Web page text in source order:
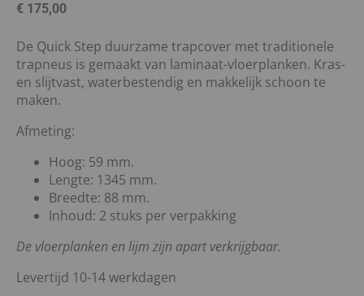
€ 175,00
De Quick Step duurzame trapcover met traditionele
trapneus is gemaakt van laminaat-vloerplanken. Kras-
en slijtvast, waterbestendig en makkelijk schoon te
maken.
Afmeting:
Hoog: 59 mm.
Lengte: 1345 mm.
Breedte: 88 mm.
Inhoud: 2 stuks per verpakking
De vloerplanken en lijm zijn apart verkrijgbaar.
Levertijd 10-14 werkdagen